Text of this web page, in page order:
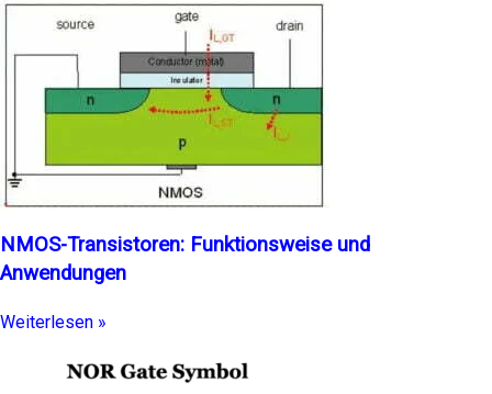
NMOS-Transistoren: Funktionsweise und
Anwendungen
Weiterlesen »